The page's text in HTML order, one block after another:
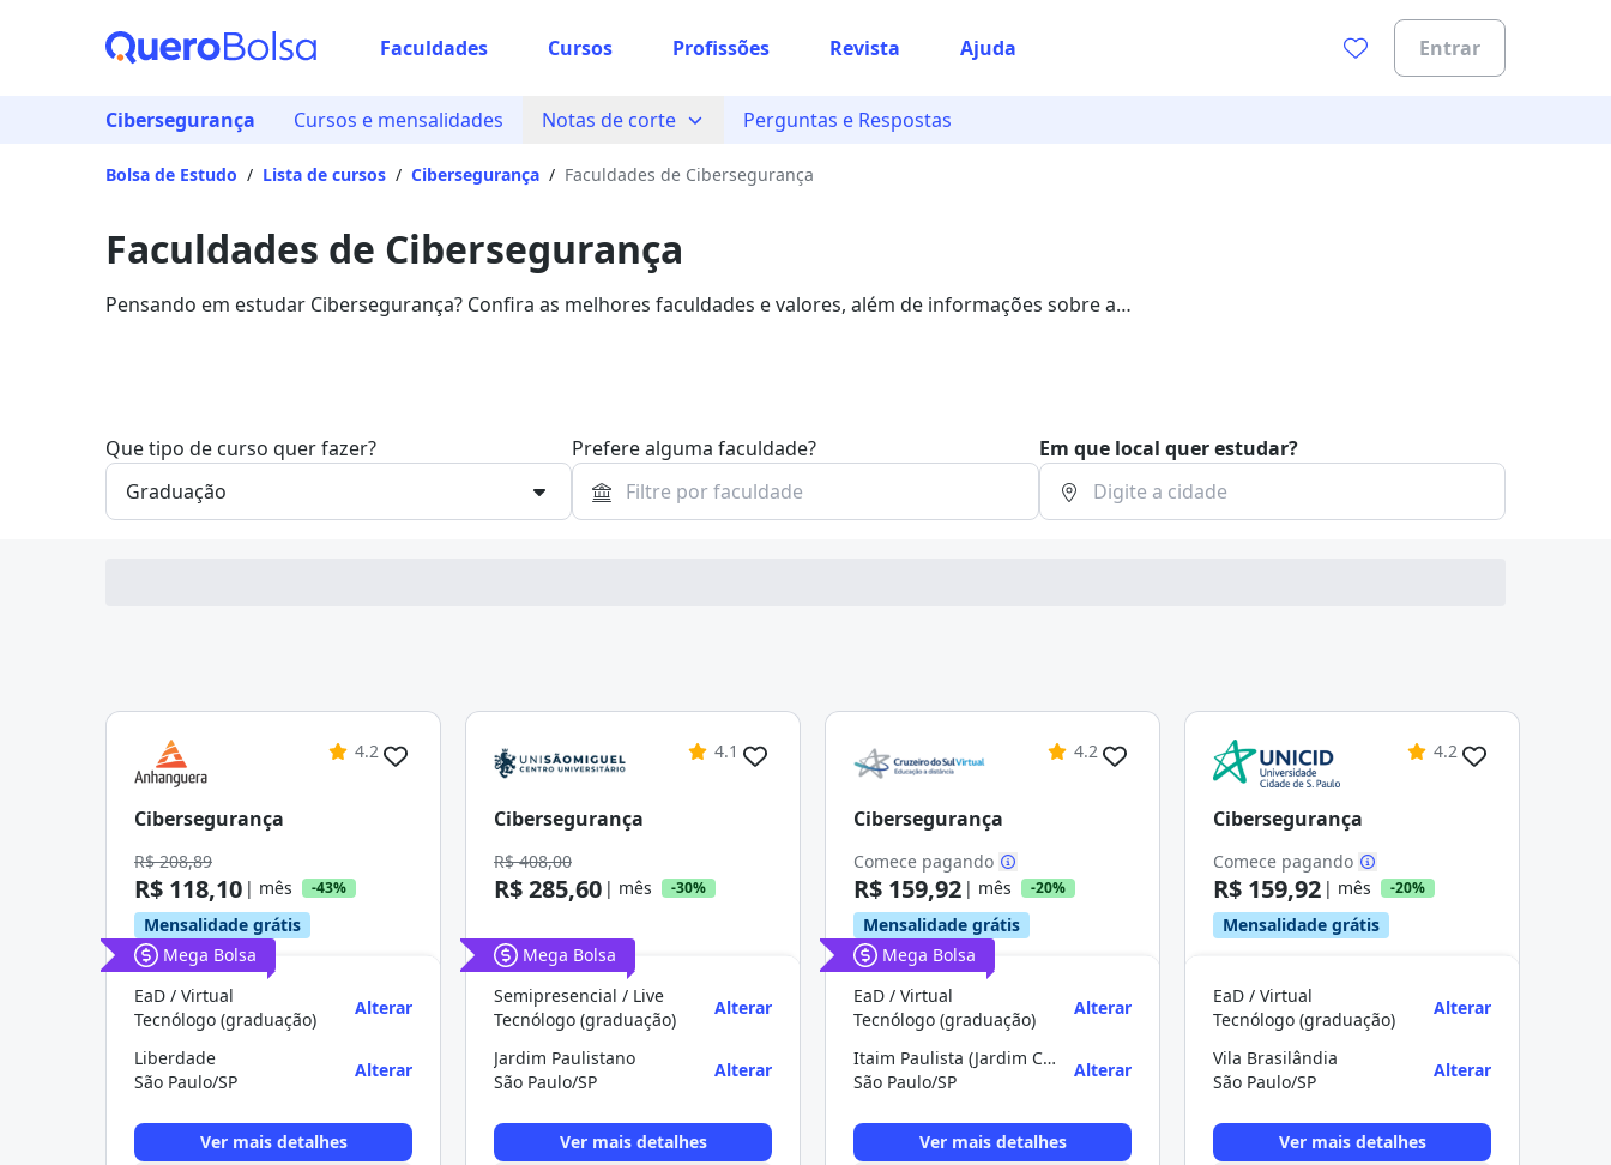
Faculdades Cursos Profissões Revista Ajuda Entrar
Cibersegurança Cursos e mensalidades Notas de corte Perguntas e Respostas
Bolsa de Estudo / Lista de cursos / Cibersegurança / Faculdades de Cibersegurança
Faculdades de Cibersegurança
Pensando em estudar Cibersegurança? Confira as melhores faculdades e valores, além de informações sobre a
Que tipo de curso quer fazer? Prefere alguma faculdade? Em que local quer estudar?
4.2
Cibersegurança
R$ 208,89
R$ 118,10 | mês -43%
Mensalidade grátis
Mega Bolsa
EaD / Virtual
Tecnólogo (graduação)
Alterar
Liberdade
São Paulo/SP
Alterar
Ver mais detalhes
4.1
Cibersegurança
R$ 408,00
R$ 285,60 | mês -30%
Mega Bolsa
Semipresencial / Live
Tecnólogo (graduação)
Alterar
Jardim Paulistano
São Paulo/SP
Alterar
Ver mais detalhes
4.2
Cibersegurança
Comece pagando
R$ 159,92 | mês -20%
Mensalidade grátis
Mega Bolsa
EaD / Virtual
Tecnólogo (graduação)
Alterar
Itaim Paulista (Jardim Camargo Novo)
São Paulo/SP
Alterar
Ver mais detalhes
4.2
Cibersegurança
Comece pagando
R$ 159,92 | mês -20%
Mensalidade grátis
EaD / Virtual
Tecnólogo (graduação)
Alterar
Vila Brasilândia
São Paulo/SP
Alterar
Ver mais detalhes